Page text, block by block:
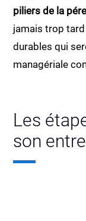
piliers de la
jamais trop
durables qui
managériale
Les
son